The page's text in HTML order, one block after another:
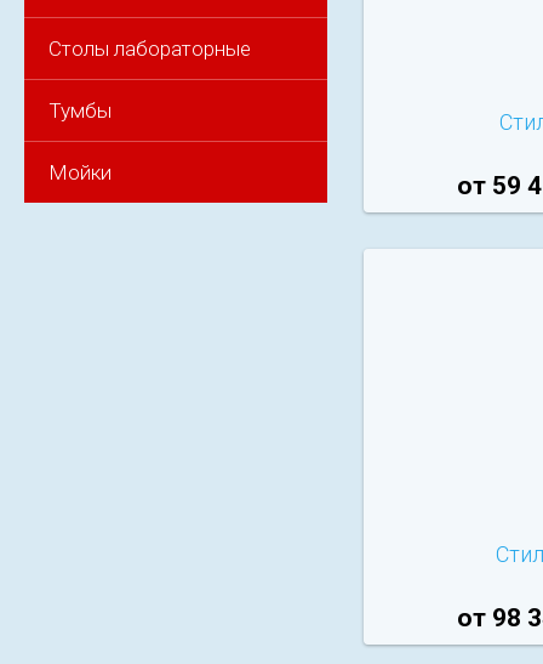
Столы лабораторные
Тумбы
Мойки от 59
от 98